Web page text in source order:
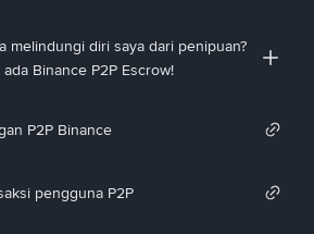
melindungi diri saya dari penipuan?
Binance P2P Escrow!
P2P Binance
pengguna P2P